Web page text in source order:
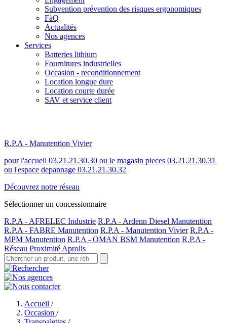
Subvention prévention des risques ergonomiques
FàQ
Actualités
Nos agences
Services
Batteries lithium
Fournitures industrielles
Occasion - reconditionnement
Location longue dure
Location courte durée
SAV et service client
R.P.A - Manutention Vivier
pour l'accueil 03.21.21.30.30 ou le magasin pieces 03.21.21.30.31
ou l'espace depannage 03.21.21.30.32
Découvrez notre réseau
Sélectionner un concessionnaire
R.P.A - AFRELEC Industrie R.P.A - Ardenn Diesel Manutention
R.P.A - FABRE Manutention R.P.A - Manutention Vivier R.P.A -
MPM Manutention R.P.A - OMAN BSM Manutention R.P.A -
Réseau Proximité Aprolis
Accueil /
Occasion /